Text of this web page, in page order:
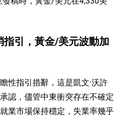
引，黃金/美元波動加
性指引措辭，這是凱文·沃許
認，儘管中東衝突存在不確定
業市場保持穩定，失業率幾乎